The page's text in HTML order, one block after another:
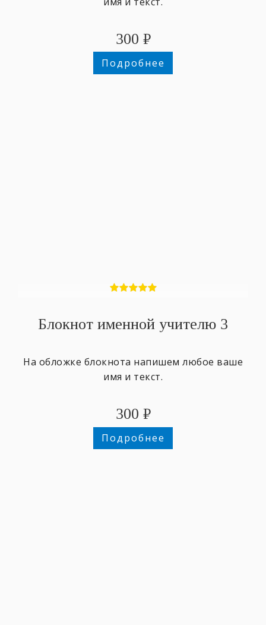
300 ₽
Подробнее
Блокнот именной учителю 3
На обложке блокнота напишем любое ваше
имя и текст.
300 ₽
Подробнее